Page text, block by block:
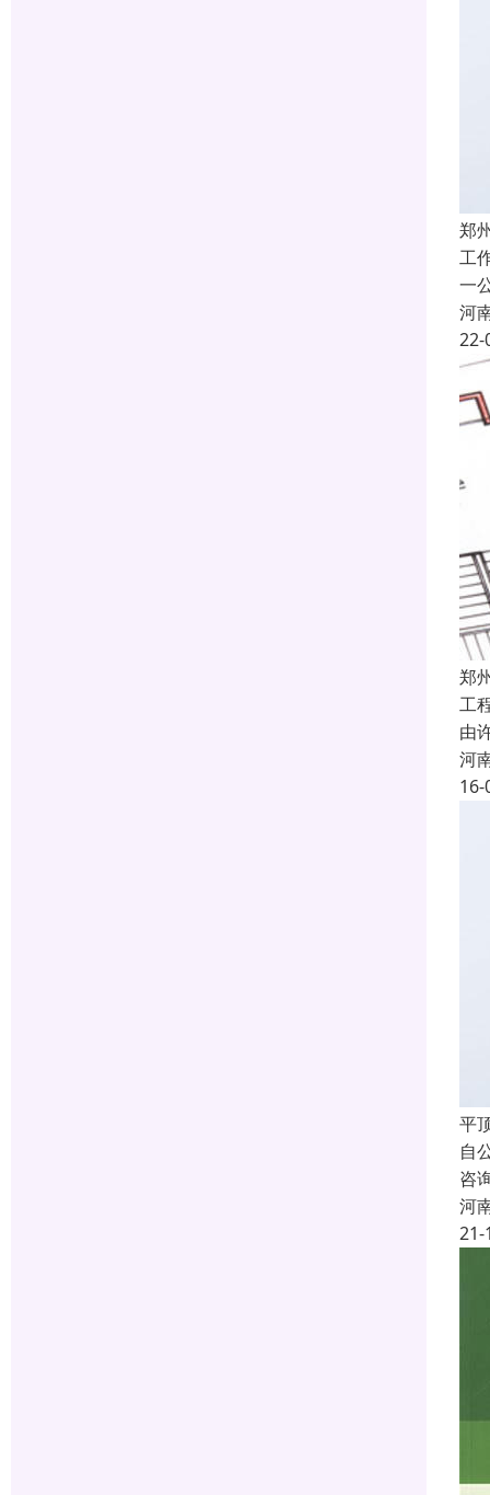
郑
工
一
河
22-
郑
工
由
河
16-
平
自
咨
河
21-